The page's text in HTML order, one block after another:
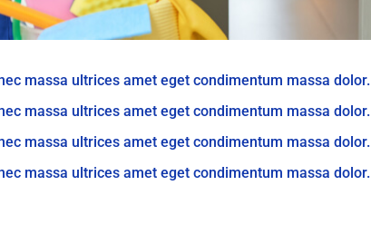
massa ultrices amet eget condimentum massa dolor.
massa ultrices amet eget condimentum massa dolor.
massa ultrices amet eget condimentum massa dolor.
massa ultrices amet eget condimentum massa dolor.